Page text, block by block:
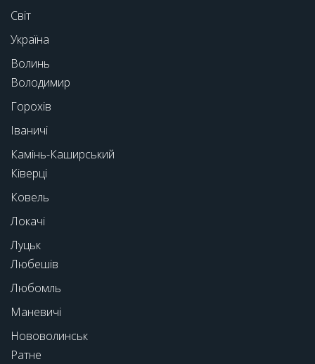
Світ
Україна
Волинь
Володимир
Горохів
Іваничі
Камінь-Каширський
Ківерці
Ковель
Локачі
Луцьк
Любешів
Любомль
Маневичі
Нововолинськ
Ратне